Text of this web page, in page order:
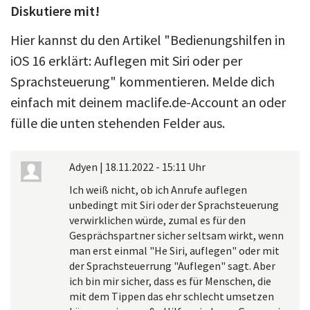
Diskutiere mit!
Hier kannst du den Artikel "Bedienungshilfen in
iOS 16 erklärt: Auflegen mit Siri oder per
Sprachsteuerung" kommentieren. Melde dich
einfach mit deinem maclife.de-Account an oder
fülle die unten stehenden Felder aus.
Adyen | 18.11.2022 - 15:11 Uhr
Ich weiß nicht, ob ich Anrufe auflegen
unbedingt mit Siri oder der Sprachsteuerung
verwirklichen würde, zumal es für den
Gesprächspartner sicher seltsam wirkt, wenn
man erst einmal "He Siri, auflegen" oder mit
der Sprachsteuerrung "Auflegen" sagt. Aber
ich bin mir sicher, dass es für Menschen, die
mit dem Tippen das ehr schlecht umsetzen